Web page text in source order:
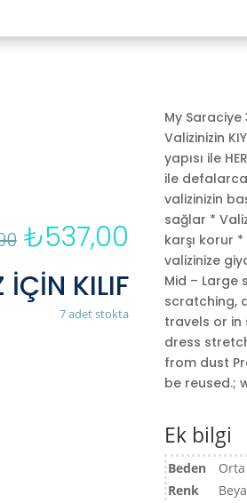
Orijinal
fiyat:
₺697,90.
₺537,00
andaki
fiyat:
₺537,00.
KILIF
7 adet stokta
My Saraciye
Valizinizin
yapısı ile
ile
valizinizin
sağlar *
karşı korur
valizinize
Mid – Large
scratching,
travels or in
dress
from dust
be reused.;
Ek bilgi
Beden
Renk